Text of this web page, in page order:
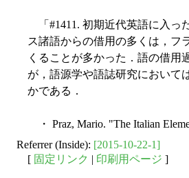
「#1411. 初期近代英語に入っ
ス諸語からの借用の多くは，フ
くることが多かった．語の借用
が，語源学や語誌研究において
かである．
・ Praz, Mario. "The Italian
Referrer (Inside): [2015-10-22-1]
[ 固定リンク | 印刷用ページ ]